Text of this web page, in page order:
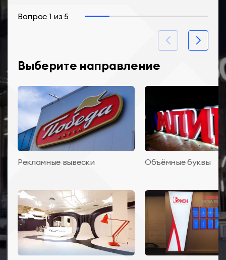
Вопрос 1 из5
Выберите направление
Рекламные вывески Объёмные буквы